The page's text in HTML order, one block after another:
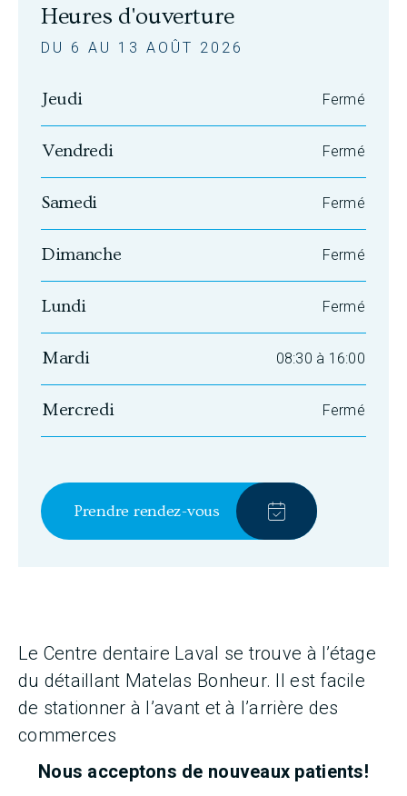
Heures d'ouverture
DU 6 AU 13 AOÛT 2026
Jeudi Fermé
Vendredi Fermé
Samedi Fermé
Dimanche Fermé
Lundi Fermé
Mardi 08:30 à 16:00
Mercredi Fermé
Prendre rendez-vous
Le Centre dentaire Laval se trouve à l’étage
du détaillant Matelas Bonheur. Il est facile
de stationner à l’avant et à l’arrière des
commerces
Nous acceptons de nouveaux patients!